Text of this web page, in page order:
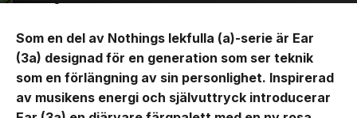
Som en del av Nothings lekfulla (a)-serie är Ear
(3a) designad för en generation som ser teknik
som en förlängning av sin personlighet. Inspirerad
av musikens energi och självuttryck introducerar